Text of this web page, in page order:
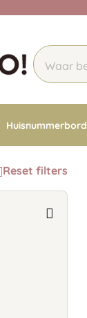
Huisnummerbord
Reset filters